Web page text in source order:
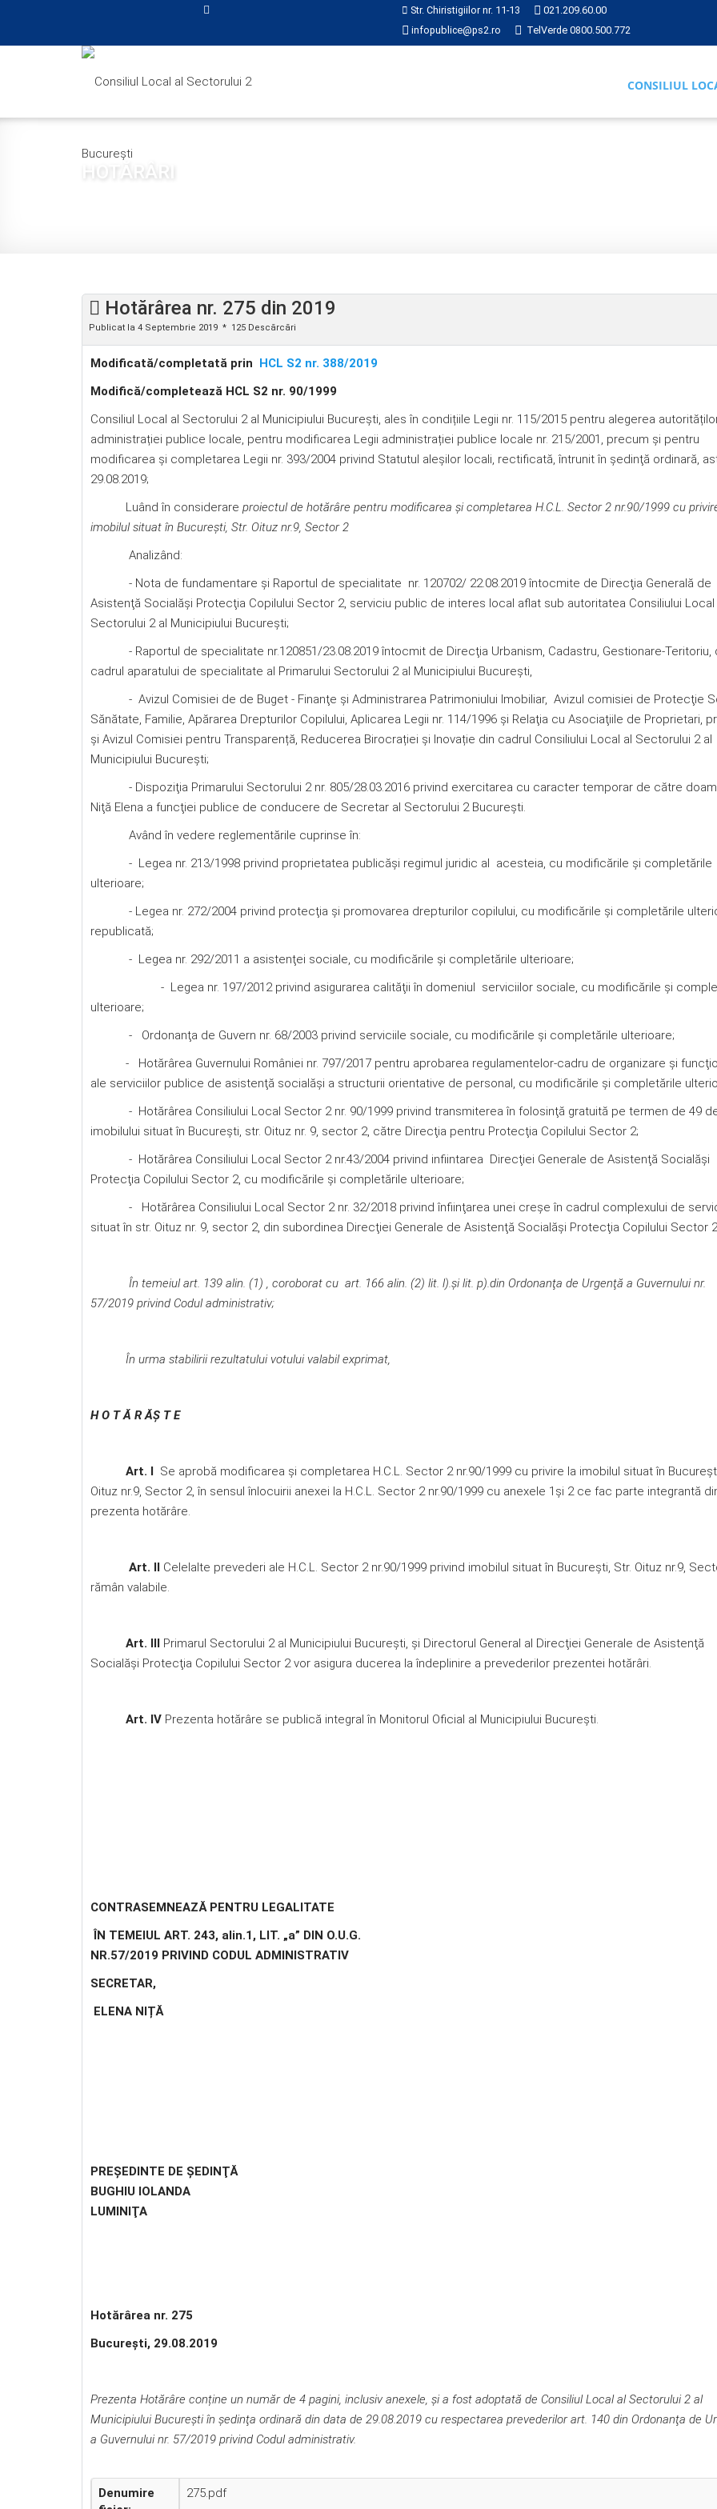
Str. Chiristigiilor nr. 11-13
021.209.60.00
infopublice@ps2.ro
TelVerde 0800.500.772
CONSILIUL
HOTĂRÂRI
Hotărârea nr. 275 din 2019
Publicat la 4 Septembrie 2019 125 Descărcări
Modificată/completată prin HCL S2 nr. 388/2019
Modifică/completează HCL S2 nr. 90/1999
Consiliul Local al Sectorului 2 al Municipiului Bucureşti, ales în condițiile Legii nr. 115/2015 pentru alegerea
administrației publice locale, pentru modificarea Legii administrației publice locale nr. 215/2001, precum și pentru
modificarea şi completarea Legii nr. 393/2004 privind Statutul aleșilor locali, rectificată, întrunit în şedinţă ordinară,
29.08.2019;
Luând în considerare proiectul de hotărâre pentru modificarea şi completarea H.C.L. Sector 2 nr.90/1999 cu
imobilul situat în Bucureşti, Str. Oituz nr.9, Sector 2
Analizând:
- Nota de fundamentare şi Raportul de specialitate nr. 120702/ 22.08.2019 întocmite de Direcţia Generală de
Asistenţă Socialăşi Protecţia Copilului Sector 2, serviciu public de interes local aflat sub autoritatea Consiliului Local
Sectorului 2 al Municipiului București;
- Raportul de specialitate nr.120851/23.08.2019 întocmit de Direcţia Urbanism, Cadastru, Gestionare-Teritoriu,
cadrul aparatului de specialitate al Primarului Sectorului 2 al Municipiului Bucureşti,
- Avizul Comisiei de de Buget - Finanţe şi Administrarea Patrimoniului Imobiliar, Avizul comisiei de Protecţie
Sănătate, Familie, Apărarea Drepturilor Copilului, Aplicarea Legii nr. 114/1996 şi Relaţia cu Asociaţiile de Proprietari,
şi Avizul Comisiei pentru Transparență, Reducerea Birocrației și Inovație din cadrul Consiliului Local al Sectorului 2 al
Municipiului București;
- Dispoziţia Primarului Sectorului 2 nr. 805/28.03.2016 privind exercitarea cu caracter temporar de către
Niţă Elena a funcţiei publice de conducere de Secretar al Sectorului 2 Bucureşti.
Având în vedere reglementările cuprinse în:
- Legea nr. 213/1998 privind proprietatea publicăşi regimul juridic al acesteia, cu modificările și completările
ulterioare;
- Legea nr. 272/2004 privind protecţia şi promovarea drepturilor copilului, cu modificările şi completările
republicată;
- Legea nr. 292/2011 a asistenţei sociale, cu modificările şi completările ulterioare;
- Legea nr. 197/2012 privind asigurarea calităţii în domeniul serviciilor sociale, cu modificările şi
ulterioare;
- Ordonanţa de Guvern nr. 68/2003 privind serviciile sociale, cu modificările şi completările ulterioare;
- Hotărârea Guvernului României nr. 797/2017 pentru aprobarea regulamentelor-cadru de organizare şi
ale serviciilor publice de asistenţă socialăşi a structurii orientative de personal, cu modificările şi completările
- Hotărârea Consiliului Local Sector 2 nr. 90/1999 privind transmiterea în folosinţă gratuită pe termen de 49
imobilului situat în Bucureşti, str. Oituz nr. 9, sector 2, către Direcţia pentru Protecţia Copilului Sector 2;
- Hotărârea Consiliului Local Sector 2 nr.43/2004 privind infiintarea Direcţiei Generale de Asistenţă Socialăşi
Protecţia Copilului Sector 2, cu modificările şi completările ulterioare;
- Hotărârea Consiliului Local Sector 2 nr. 32/2018 privind înfiinţarea unei creșe în cadrul complexului de
situat în str. Oituz nr. 9, sector 2, din subordinea Direcţiei Generale de Asistenţă Socialăşi Protecţia Copilului Sector
În temeiul art. 139 alin. (1) , coroborat cu art. 166 alin. (2) lit. l).şi lit. p).din Ordonanţa de Urgenţă a Guvernului nr.
57/2019 privind Codul administrativ;
În urma stabilirii rezultatului votului valabil exprimat,
H O T Ă R ĂŞ T E
Art. I Se aprobă modificarea şi completarea H.C.L. Sector 2 nr.90/1999 cu privire la imobilul situat în
Oituz nr.9, Sector 2, în sensul înlocuirii anexei la H.C.L. Sector 2 nr.90/1999 cu anexele 1şi 2 ce fac parte integrantă
prezenta hotărâre.
Art. II Celelalte prevederi ale H.C.L. Sector 2 nr.90/1999 privind imobilul situat în Bucureşti, Str. Oituz nr.9,
rămân valabile.
Art. III Primarul Sectorului 2 al Municipiului Bucureşti, şi Directorul General al Direcţiei Generale de Asistenţă
Socialăşi Protecţia Copilului Sector 2 vor asigura ducerea la îndeplinire a prevederilor prezentei hotărâri.
Art. IV Prezenta hotărâre se publică integral în Monitorul Oficial al Municipiului Bucureşti.
CONTRASEMNEAZĂ PENTRU LEGALITATE
ÎN TEMEIUL ART. 243, alin.1, LIT. „a” DIN O.U.G.
NR.57/2019 PRIVIND CODUL ADMINISTRATIV
SECRETAR,
ELENA NIȚĂ
PREŞEDINTE DE ŞEDINŢĂ
BUGHIU IOLANDA
LUMINIŢA
Hotărârea nr. 275
Bucureşti, 29.08.2019
Prezenta Hotărâre conține un număr de 4 pagini, inclusiv anexele, și a fost adoptată de Consiliul Local al Sectorului 2 al
Municipiului Bucureşti în şedinţa ordinară din data de 29.08.2019 cu respectarea prevederilor art. 140 din Ordonanţa de
a Guvernului nr. 57/2019 privind Codul administrativ.
Denumire
275.pdf